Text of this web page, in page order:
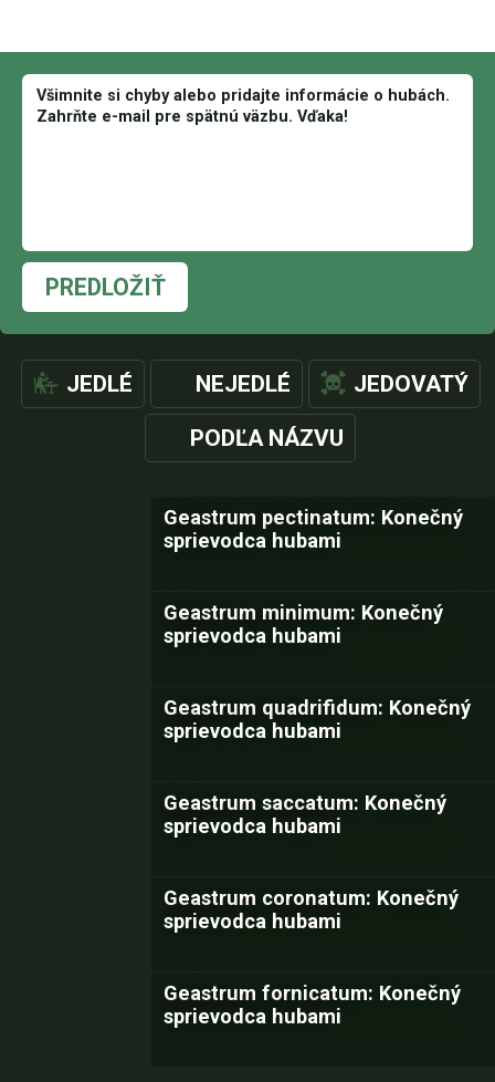
PREDLOŽIŤ
JEDLÉ NEJEDLÉ JEDOVATÝ
PODĽA NÁZVU
Geastrum pectinatum: Konečný
sprievodca hubami
Geastrum minimum: Konečný
sprievodca hubami
Geastrum quadrifidum: Konečný
sprievodca hubami
Geastrum saccatum: Konečný
sprievodca hubami
Geastrum coronatum: Konečný
sprievodca hubami
Geastrum fornicatum: Konečný
sprievodca hubami